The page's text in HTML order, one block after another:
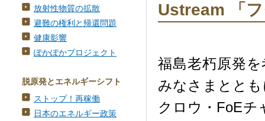
放射性物質の拡散
避難の権利と帰還問題
健康影響
ぽかぽかプロジェクト
脱原発とエネルギーシフト
ストップ！再稼働
日本のエネルギー政策
Ustream 「
福島老朽原発
みなさまとと
クロウ・FoEチ